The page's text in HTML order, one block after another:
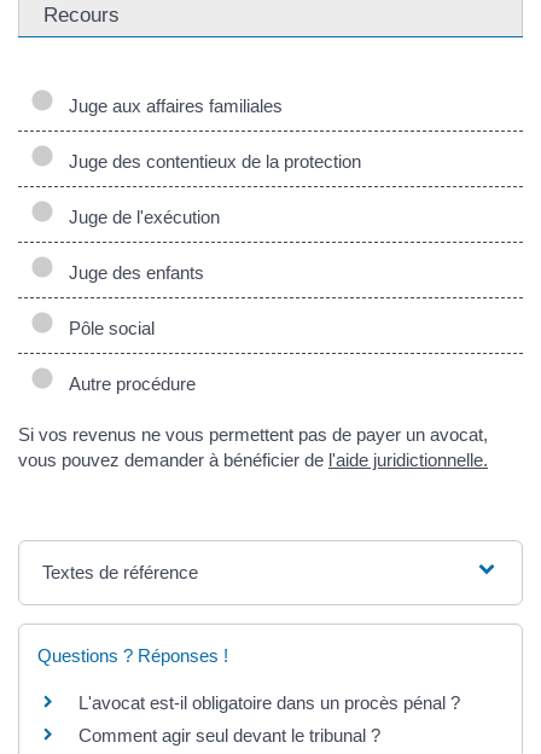
Recours
Juge aux affaires familiales
Juge des contentieux de la protection
Juge de l'exécution
Juge des enfants
Pôle social
Autre procédure
Si vos revenus ne vous permettent pas de payer un avocat,
vous pouvez demander à bénéficier de l'aide juridictionnelle.
Textes de référence
Questions ? Réponses !
L'avocat est-il obligatoire dans un procès pénal ?
Comment agir seul devant le tribunal ?